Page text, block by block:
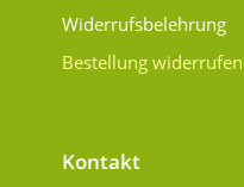
Widerrufsbelehrung
Bestellung widerrufen
Kontakt